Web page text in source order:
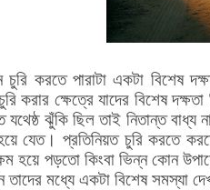
চুরি করতে পারাটা একটা বিশেষ
করার ক্ষেত্রে যাদের বিশেষ
যথেষ্ঠ ঝুঁকি ছিল তাই নিতান্ত বাধ্য
যেত। প্রতিনিয়ত চুরি করতে
হয়ে পড়তো কিংবা ভিন্ন কোন
মধ্যে একটা বিশেষ সমস্যা